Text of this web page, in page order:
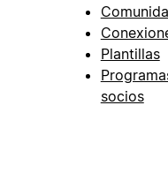
Plantillas
socios